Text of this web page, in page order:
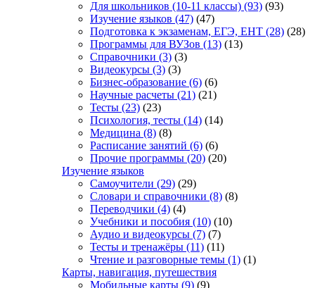
Для школьников (10-11 классы) (93) (93)
Изучение языков (47) (47)
Подготовка к экзаменам, ЕГЭ, ЕНТ (28) (28)
Программы для ВУЗов (13) (13)
Справочники (3) (3)
Видеокурсы (3) (3)
Бизнес-образование (6) (6)
Научные расчеты (21) (21)
Тесты (23) (23)
Психология, тесты (14) (14)
Медицина (8) (8)
Расписание занятий (6) (6)
Прочие программы (20) (20)
Изучение языков
Самоучители (29) (29)
Словари и справочники (8) (8)
Переводчики (4) (4)
Учебники и пособия (10) (10)
Аудио и видеокурсы (7) (7)
Тесты и тренажёры (11) (11)
Чтение и разговорные темы (1) (1)
Карты, навигация, путешествия
Мобильные карты (9) (9)